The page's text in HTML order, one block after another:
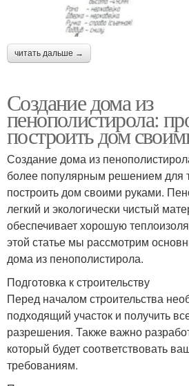
читать дальше →
Создание дома из
пенополистирола:
построить дом
Создание дома из
более популярным решением для
построить дом своими руками.
легкий и экологически чистый
обеспечивает хорошую
этой статье мы рассмотрим
дома из пенополистирола.
Подготовка к строительству
Перед началом строительства
подходящий участок и получить
разрешения. Также важно
который будет соответствовать
требованиям.